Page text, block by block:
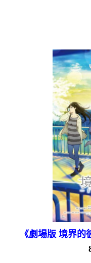
《劇場版 境界的